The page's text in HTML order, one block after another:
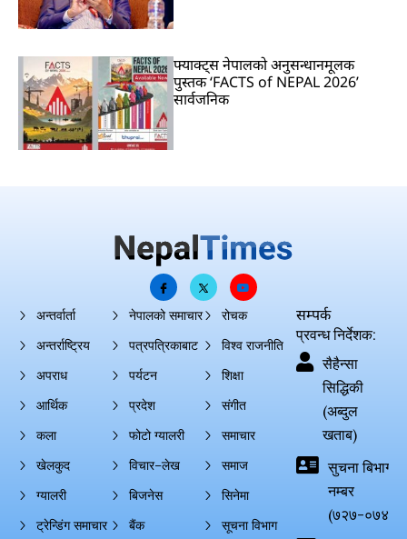
फ्याक्ट्स नेपालको अनुसन्धानमूलक
पुस्तक ‘FACTS of NEPAL 2026’
सार्वजनिक
अन्तर्वार्ता
अन्तर्राष्ट्रिय
अपराध
आर्थिक
कला
खेलकुद
ग्यालरी
ट्रेन्डिंग समाचार
नेपालको समाचार
पत्रपत्रिकाबाट
पर्यटन
प्रदेश
फोटो ग्यालरी
विचार–लेख
बिजनेस
बैंक
रोचक
विश्व राजनीति
शिक्षा
संगीत
समाचार
समाज
सिनेमा
सूचना विभाग
सम्पर्क
प्रवन्ध निर्देशक:
सैहैन्सा
सिद्धिकी
(अब्दुल
खताब)
सुचना बिभाग
नम्बर
(७२७-०७४-